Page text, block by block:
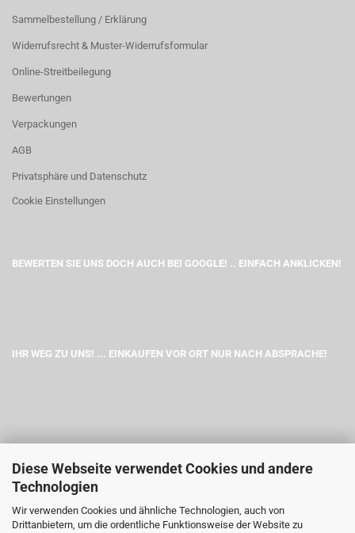
Diese Webseite verwendet Cookies und andere
Technologien
Wir verwenden Cookies und ähnliche Technologien, auch von
Drittanbietern, um die ordentliche Funktionsweise der Website zu
Sammelbestellung / Erklärung
Widerrufsrecht & Muster-Widerrufsformular
Online-Streitbeilegung
Bewertungen
Verpackungen
AGB
Privatsphäre und Datenschutz
Cookie Einstellungen
BEWERTEN SIE UNS DOCH AUCH BEI GOOGLE! .. EINFACH ANKLICKEN!
IHR WEG ZU UNS! ... EINKAUFEN VOR ORT NUR NACH ABSPRACHE!